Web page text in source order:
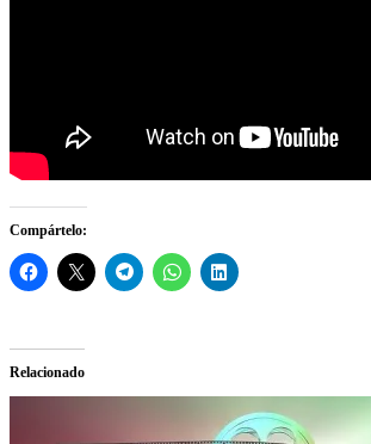
Compártelo:
Relacionado